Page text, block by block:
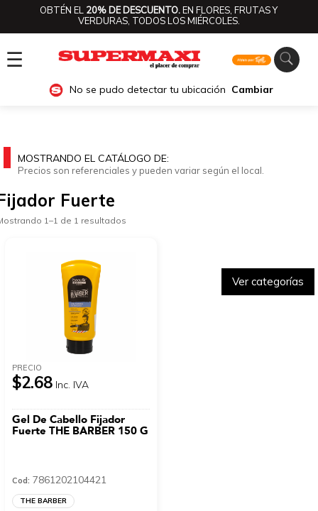
OBTÉN EL 20% DE DESCUENTO.EN FLORES, FRUTAS Y
VERDURAS, TODOS LOS MIÉRCOLES.
☰
No se pudo detectar tu ubicación Cambiar
Ver categorías
MOSTRANDO EL CATÁLOGO DE:
Precios son referenciales y pueden variar según el local.
Fuerte
1–1 de 1 resultados
PRECIO
$2.68 Inc. IVA
Gel De Cabello Fijador
Fuerte THE BARBER 150 G
Cod: 7861202104421
THE BARBER